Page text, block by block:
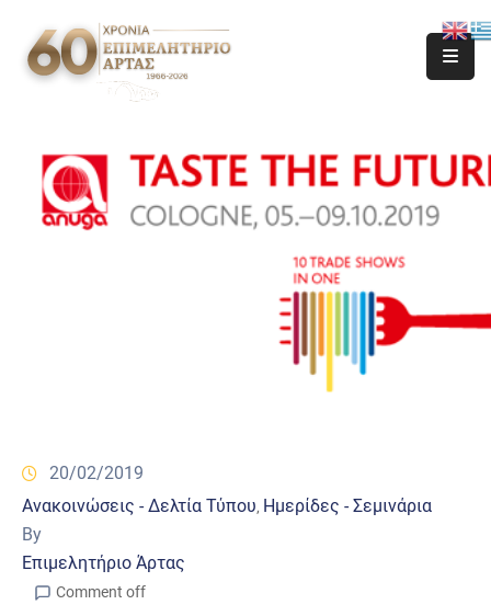
20/02/2019
Ανακοινώσεις - Δελτία Τύπου‚ Ημερίδες - Σεμινάρια
By
Επιμελητήριο Άρτας
Comment off